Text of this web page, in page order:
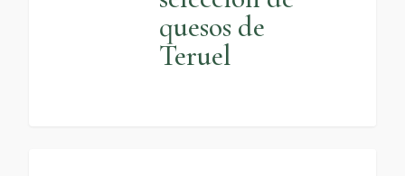
quesos de
Teruel